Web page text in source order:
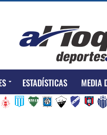
ESTADÍSTICAS MEDIA